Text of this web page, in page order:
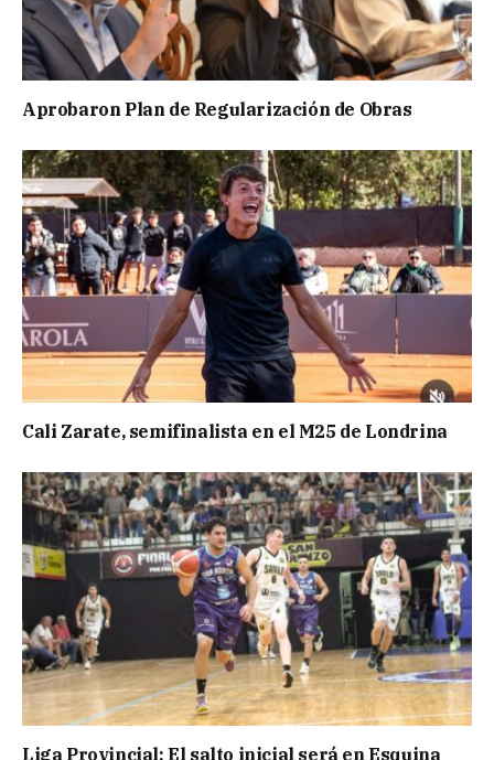
Aprobaron Plan de Regularización de Obras
Cali Zarate, semifinalista en el M25 de Londrina
Liga Provincial: El salto inicial será en Esquina